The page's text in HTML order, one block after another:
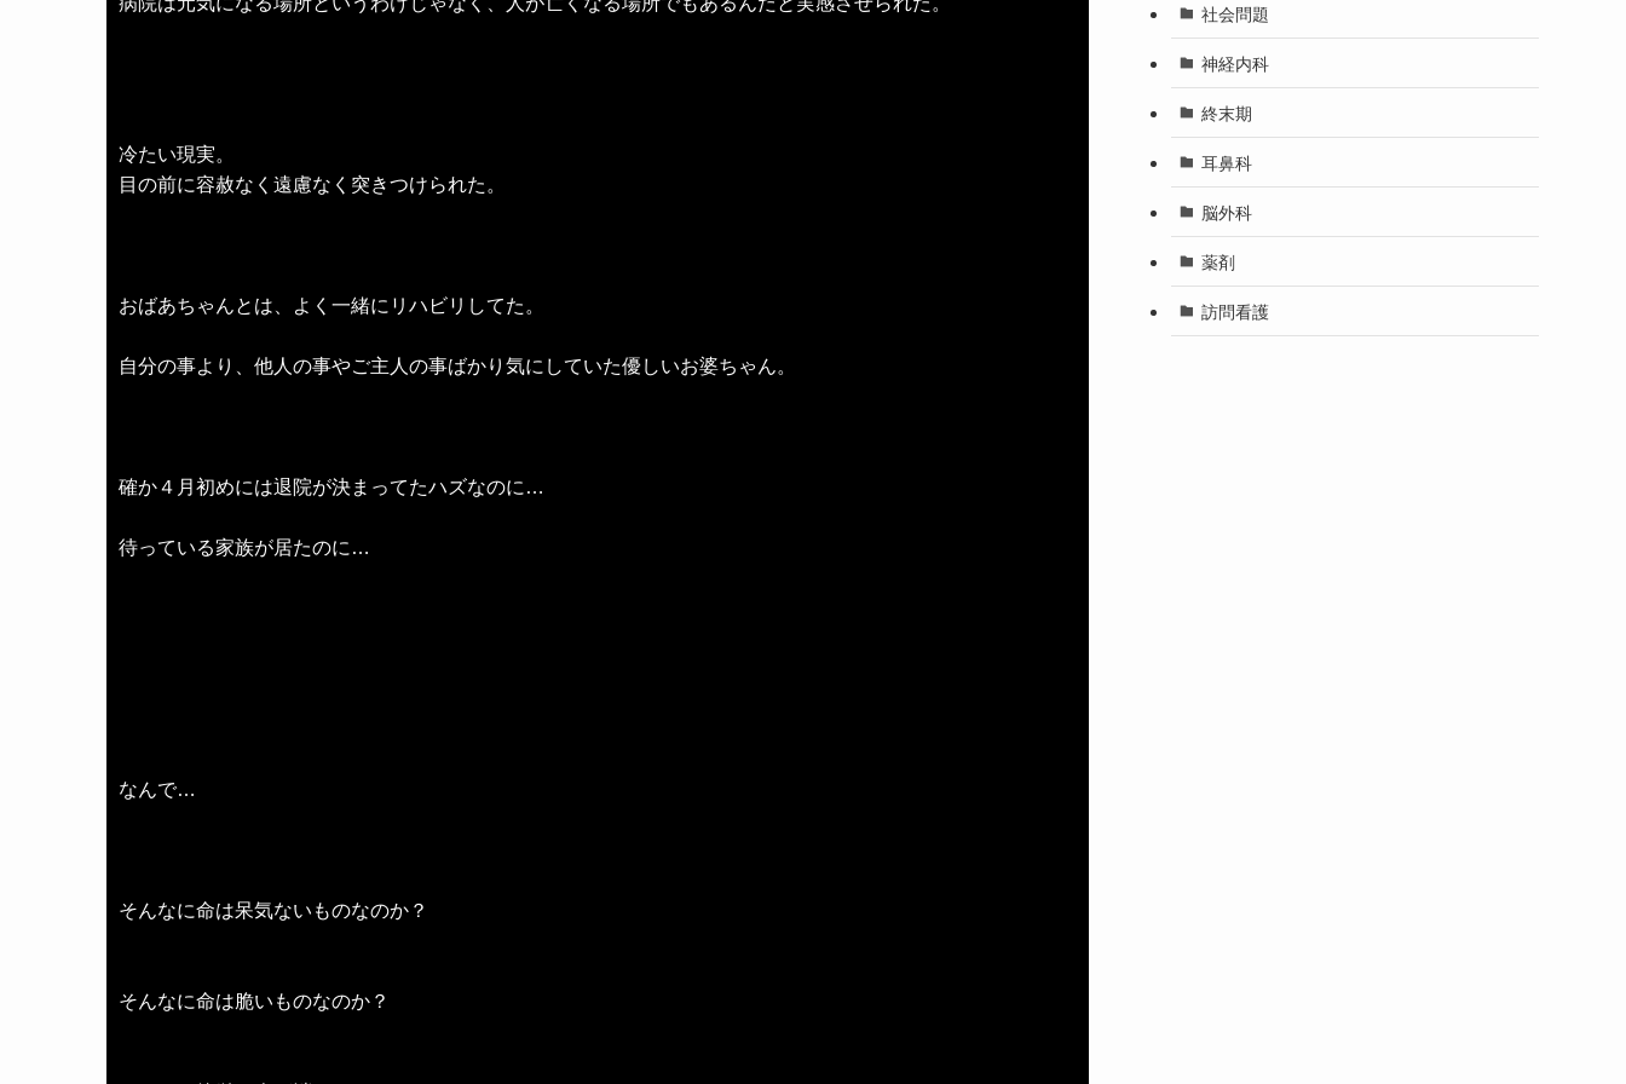
冷たい現実。
目の前に容赦なく遠慮なく突きつけられた。
おばあちゃんとは、よく一緒にリハビリしてた。
自分の事より、他人の事やご主人の事ばかり気にしていた優しいお婆ちゃん。
確か４月初めには退院が決まってたハズなのに…
待っている家族が居たのに…
なんで…
そんなに命は呆気ないものなのか？
そんなに命は脆いものなのか？
社会問題
神経内科
終末期
耳鼻科
脳外科
薬剤
訪問看護